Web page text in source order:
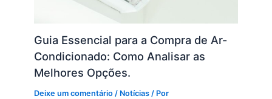
Guia Essencial para a Compra de Ar-
Condicionado: Como Analisar as
Melhores Opções.
Deixe um comentário / Notícias / Por